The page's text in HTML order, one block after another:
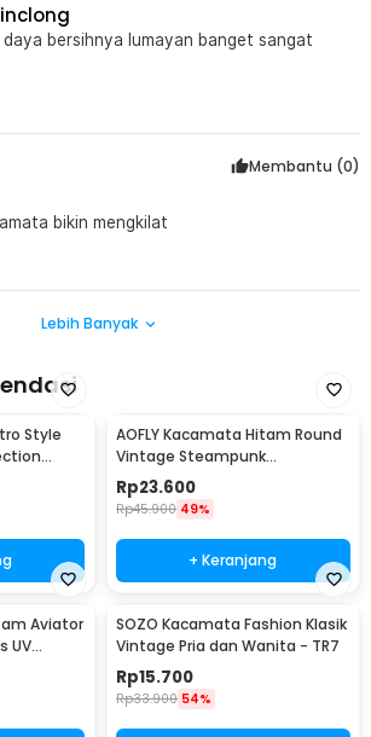
bersihnya lumayan banget sangat
Membantu (0)
bikin mengkilat
Lebih Banyak
Style
AOFLY Kacamata Hitam Round
Vintage Steampunk
Sunglasses
Rp23.600
Rp45.900 49%
+ Keranjang
Aviator
UV
SOZO Kacamata Fashion Klasik
Vintage Pria dan Wanita - TR7
Rp15.700
Rp33.900 54%